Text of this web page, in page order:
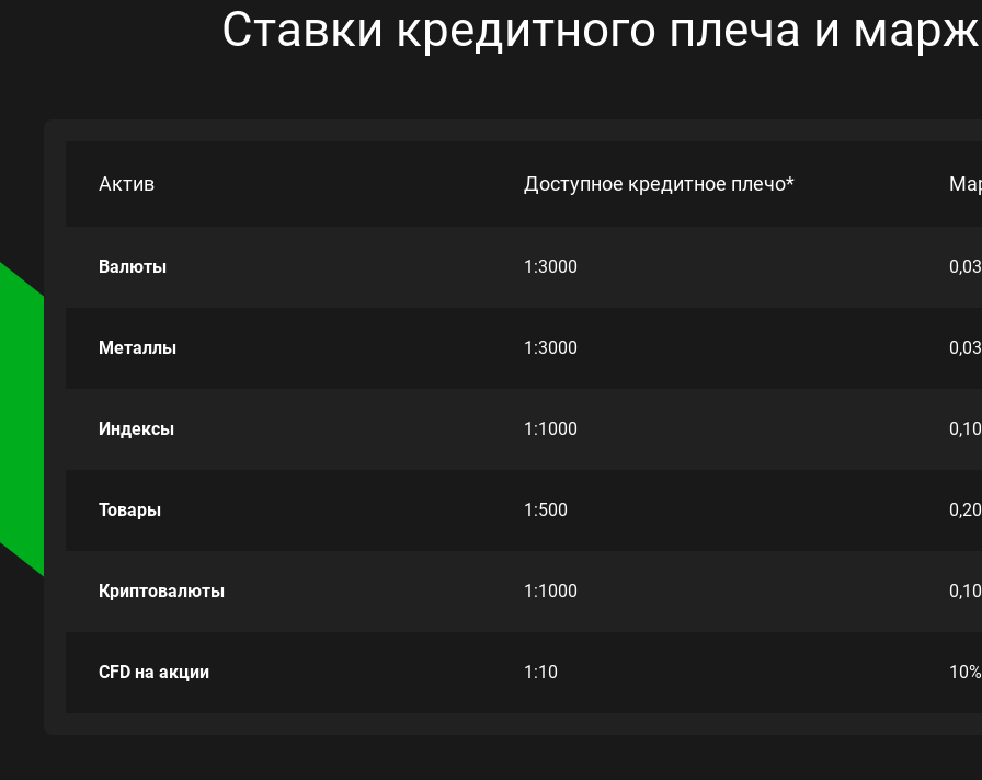
Ставки кредитного плеча и
Актив Доступное кредитное плечо*
Валюты 1:3000
Металлы 1:3000
Индексы 1:1000
Товары 1:500
Криптовалюты 1:1000
CFD на акции 1:10 10%